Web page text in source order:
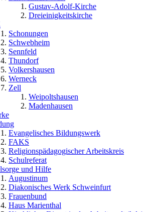
Gustav-Adolf-Kirche
Dreieinigkeitskirche
Schonungen
Schwebheim
Sennfeld
Thundorf
Volkershausen
Werneck
Zell
Weipoltshausen
Madenhausen
Evangelisches Bildungswerk
FAKS
Religionspädagogischer Arbeitskreis
Schulreferat
und Hilfe
Augustinum
Diakonisches Werk Schweinfurt
Frauenbund
Haus Marienthal